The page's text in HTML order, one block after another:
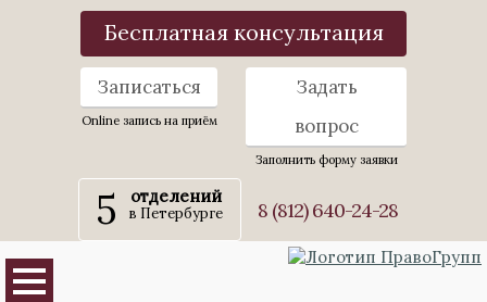
Бесплатная консультация
Записаться
Online запись на приём
Задать
вопрос
Заполнить форму заявки
5 отделений
в Петербурге 8 (812) 640-24-28